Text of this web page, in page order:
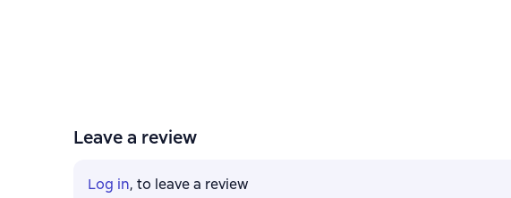
Leave a review
Log in, to leave a review